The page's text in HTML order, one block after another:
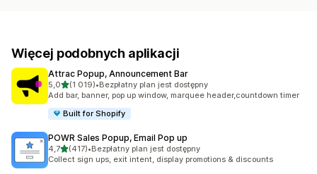
Więcej podobnych aplikacji
Attrac Popup, Announcement Bar
5,0na 5 gwiazdek
(1 019)
Łączna liczba recenzji: 1019
•Bezpłatny plan jest dostępny
Add bar, banner, pop up window, marquee header,countdown timer
Built for Shopify
POWR Sales Popup, Email Pop up
4,7na 5 gwiazdek
(417)
Łączna liczba recenzji: 417
•Bezpłatny plan jest dostępny
Collect sign ups, exit intent, display promotions & discounts